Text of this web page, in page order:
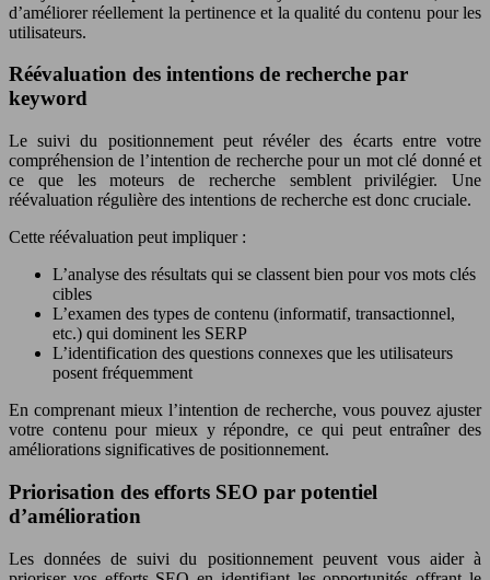
d’améliorer réellement la pertinence et la qualité du contenu pour les
utilisateurs.
Réévaluation des intentions de recherche par
keyword
Le suivi du positionnement peut révéler des écarts entre votre
compréhension de l’intention de recherche pour un mot clé donné et
ce que les moteurs de recherche semblent privilégier. Une
réévaluation régulière des intentions de recherche est donc cruciale.
Cette réévaluation peut impliquer :
L’analyse des résultats qui se classent bien pour vos mots clés
cibles
L’examen des types de contenu (informatif, transactionnel,
etc.) qui dominent les SERP
L’identification des questions connexes que les utilisateurs
posent fréquemment
En comprenant mieux l’intention de recherche, vous pouvez ajuster
votre contenu pour mieux y répondre, ce qui peut entraîner des
améliorations significatives de positionnement.
Priorisation des efforts SEO par potentiel
d’amélioration
Les données de suivi du positionnement peuvent vous aider à